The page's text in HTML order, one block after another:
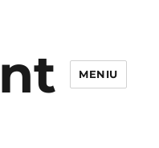
MENIU